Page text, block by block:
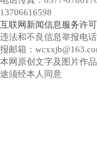
13706616598
互联网新闻信息服务许
违法和不良信息举报电
报邮箱：
本网原创文字及图片作
途须经本人同意